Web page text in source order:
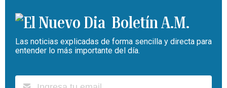
Boletín A.M.
Las noticias explicadas de forma sencilla y directa para
entender lo más importante del día.